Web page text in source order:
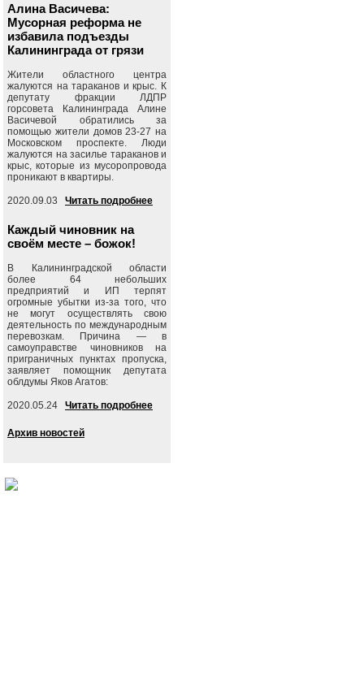
Алина Васичева:
Мусорная реформа не
избавила подъезды
Калининграда от грязи
Жители областного центра
жалуются на тараканов и крыс. К
депутату фракции ЛДПР
горсовета Калининграда Алине
Васичевой обратились за
помощью жители домов 23-27 на
Московском проспекте. Люди
жалуются на засилье тараканов и
крыс, которые из мусоропровода
проникают в квартиры.
2020.09.03 Читать подробнее
Каждый чиновник на
своём месте – божок!
В Калининградской области
более 64 небольших
предприятий и ИП терпят
огромные убытки из-за того, что
не могут осуществлять свою
деятельность по международным
перевозкам. Причина — в
самоуправстве чиновников на
приграничных пунктах пропуска,
заявляет помощник депутата
облдумы Яков Агатов:
2020.05.24 Читать подробнее
Архив новостей